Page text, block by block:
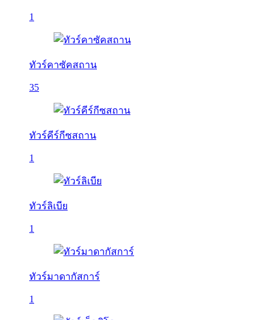
1
ทัวร์คาซัคสถาน
35
ทัวร์คีร์กีซสถาน
1
ทัวร์ลิเบีย
1
ทัวร์มาดากัสการ์
1